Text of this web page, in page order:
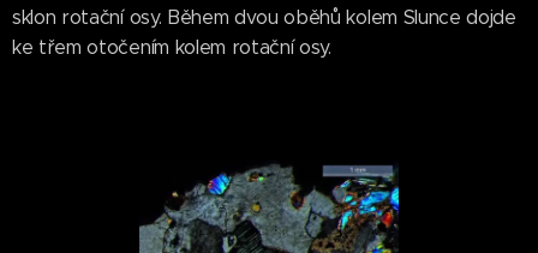
sklon rotační osy. Během dvou oběhů kolem Slunce dojde
ke třem otočením kolem rotační osy.